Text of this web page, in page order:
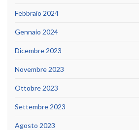
Febbraio 2024
Gennaio 2024
Dicembre 2023
Novembre 2023
Ottobre 2023
Settembre 2023
Agosto 2023